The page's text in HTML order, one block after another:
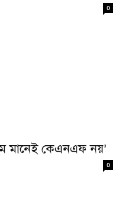
0
মানেই কেএনএফ নয়’
0